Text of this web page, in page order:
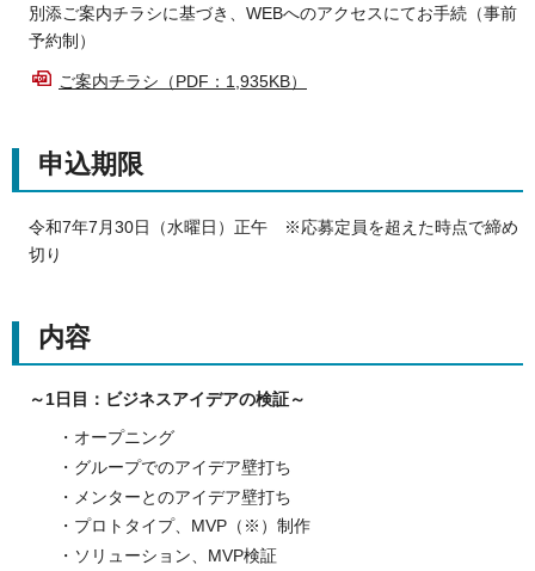
別添ご案内チラシに基づき、WEBへのアクセスにてお手続（事前
予約制）
ご案内チラシ（PDF：1,935KB）
申込期限
令和7年7月30日（水曜日）正午 ※応募定員を超えた時点で締め
切り
内容
～1日目：ビジネスアイデアの検証～
・オープニング
・グループでのアイデア壁打ち
・メンターとのアイデア壁打ち
・プロトタイプ、MVP（※）制作
・ソリューション、MVP検証